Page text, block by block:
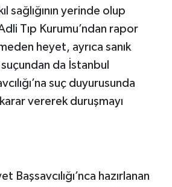
sağlığının yerinde olup
Tıp Kurumu’ndan rapor
heyet, ayrıca sanık
suçundan da İstanbul
suç duyurusunda
vererek duruşmayı
Başsavcılığı’nca hazırlanan